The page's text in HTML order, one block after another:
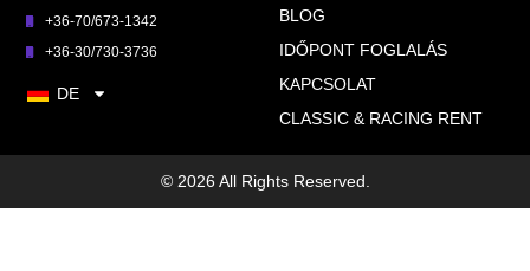
BLOG
IDŐPONT FOGLALÁS
KAPCSOLAT
CLASSIC & RACING RENT
+36-70/673-1342
+36-30/730-3736
DE
© 2026 All Rights Reserved.